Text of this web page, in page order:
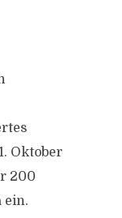
Oktober
200
ein.